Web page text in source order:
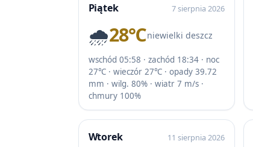
Piątek 7 sierpnia 2026
🌧️28℃niewielki deszcz
wschód 05:58 · zachód 18:34 · noc
27℃ · wieczór 27℃ · opady 39.72
mm · wilg. 80% · wiatr 7 m/s ·
chmury 100%
Wtorek 11 sierpnia 2026